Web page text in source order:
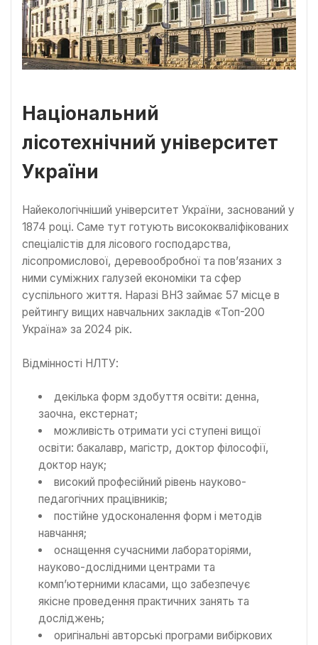
Національний
лісотехнічний університет
України
Найекологічніший університет України, заснований у
1874 році. Саме тут готують висококваліфікованих
спеціалістів для лісового господарства,
лісопромислової, деревообробної та пов’язаних з
ними суміжних галузей економіки та сфер
суспільного життя. Наразі ВНЗ займає 57 місце в
рейтингу вищих навчальних закладів «Топ-200
Україна» за 2024 рік.
Відмінності НЛТУ:
декілька форм здобуття освіти: денна,
заочна, екстернат;
можливість отримати усі ступені вищої
освіти: бакалавр, магістр, доктор філософії,
доктор наук;
високий професійний рівень науково-
педагогічних працівників;
постійне удосконалення форм і методів
навчання;
оснащення сучасними лабораторіями,
науково-дослідними центрами та
комп’ютерними класами, що забезпечує
якісне проведення практичних занять та
досліджень;
оригінальні авторські програми вибіркових